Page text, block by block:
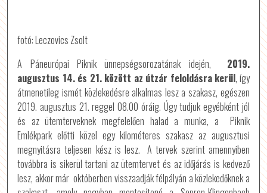
fotó: Leczovics Zsolt
A Páneurópai Piknik ünnepségsorozatának idején, 2019.
augusztus 14. és 21. között az útzár feloldásra kerül, így
átmenetileg ismét közlekedésre alkalmas lesz a szakasz, egészen
2019. augusztus 21. reggel 08.00 óráig. Úgy tudjuk egyébként jól
és az ütemterveknek megfelelően halad a munka, a Piknik
Emlékpark előtti közel egy kilométeres szakasz az augusztusi
megnyitásra teljesen kész is lesz. A tervek szerint amennyiben
továbbra is sikerül tartani az ütemtervet és az időjárás is kedvező
lesz, akkor már októberben visszaadják félpályán a közlekedőknek a